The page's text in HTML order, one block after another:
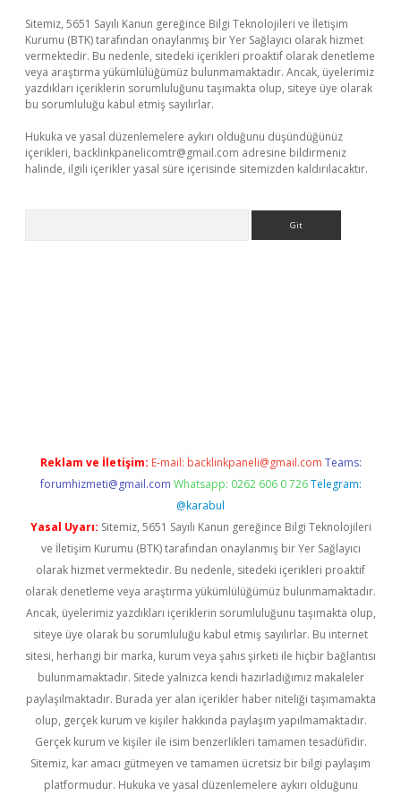
Sitemiz, 5651 Sayılı Kanun gereğince Bilgi Teknolojileri ve İletişim
Kurumu (BTK) tarafından onaylanmış bir Yer Sağlayıcı olarak hizmet
vermektedir. Bu nedenle, sitedeki içerikleri proaktif olarak denetleme
veya araştırma yükümlülüğümüz bulunmamaktadır. Ancak, üyelerimiz
yazdıkları içeriklerin sorumluluğunu taşımakta olup, siteye üye olarak
bu sorumluluğu kabul etmiş sayılırlar.
Hukuka ve yasal düzenlemelere aykırı olduğunu düşündüğünüz
içerikleri, backlinkpanelicomtr@gmail.com adresine bildirmeniz
halinde, ilgili içerikler yasal süre içerisinde sitemizden kaldırılacaktır.
Reklam ve İletişim: E-mail: backlinkpaneli@gmail.com Teams:
forumhizmeti@gmail.com Whatsapp: 0262 606 0 726 Telegram:
@karabul
Yasal Uyarı: Sitemiz, 5651 Sayılı Kanun gereğince Bilgi Teknolojileri
ve İletişim Kurumu (BTK) tarafından onaylanmış bir Yer Sağlayıcı
olarak hizmet vermektedir. Bu nedenle, sitedeki içerikleri proaktif
olarak denetleme veya araştırma yükümlülüğümüz bulunmamaktadır.
Ancak, üyelerimiz yazdıkları içeriklerin sorumluluğunu taşımakta olup,
siteye üye olarak bu sorumluluğu kabul etmiş sayılırlar. Bu internet
sitesi, herhangi bir marka, kurum veya şahıs şirketi ile hiçbir bağlantısı
bulunmamaktadır. Sitede yalnızca kendi hazırladığımız makaleler
paylaşılmaktadır. Burada yer alan içerikler haber niteliği taşımamakta
olup, gerçek kurum ve kişiler hakkında paylaşım yapılmamaktadır.
Gerçek kurum ve kişiler ile isim benzerlikleri tamamen tesadüfidir.
Sitemiz, kar amacı gütmeyen ve tamamen ücretsiz bir bilgi paylaşım
platformudur. Hukuka ve yasal düzenlemelere aykırı olduğunu